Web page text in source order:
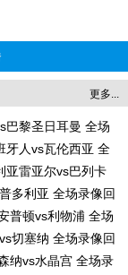
更多...
巴黎圣日耳曼 全场
牙人vs瓦伦西亚 全
亚雷亚尔vs巴列卡
多利亚 全场录像回
普顿vs利物浦 全场
切塞纳 全场录像回
纳vs水晶宫 全场录